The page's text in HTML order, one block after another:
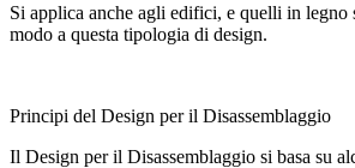
Si applica anche agli edifici, e quelli in legno
modo a questa tipologia di design.
Principi del Design per il Disassemblaggio
Il Design per il Disassemblaggio si basa su